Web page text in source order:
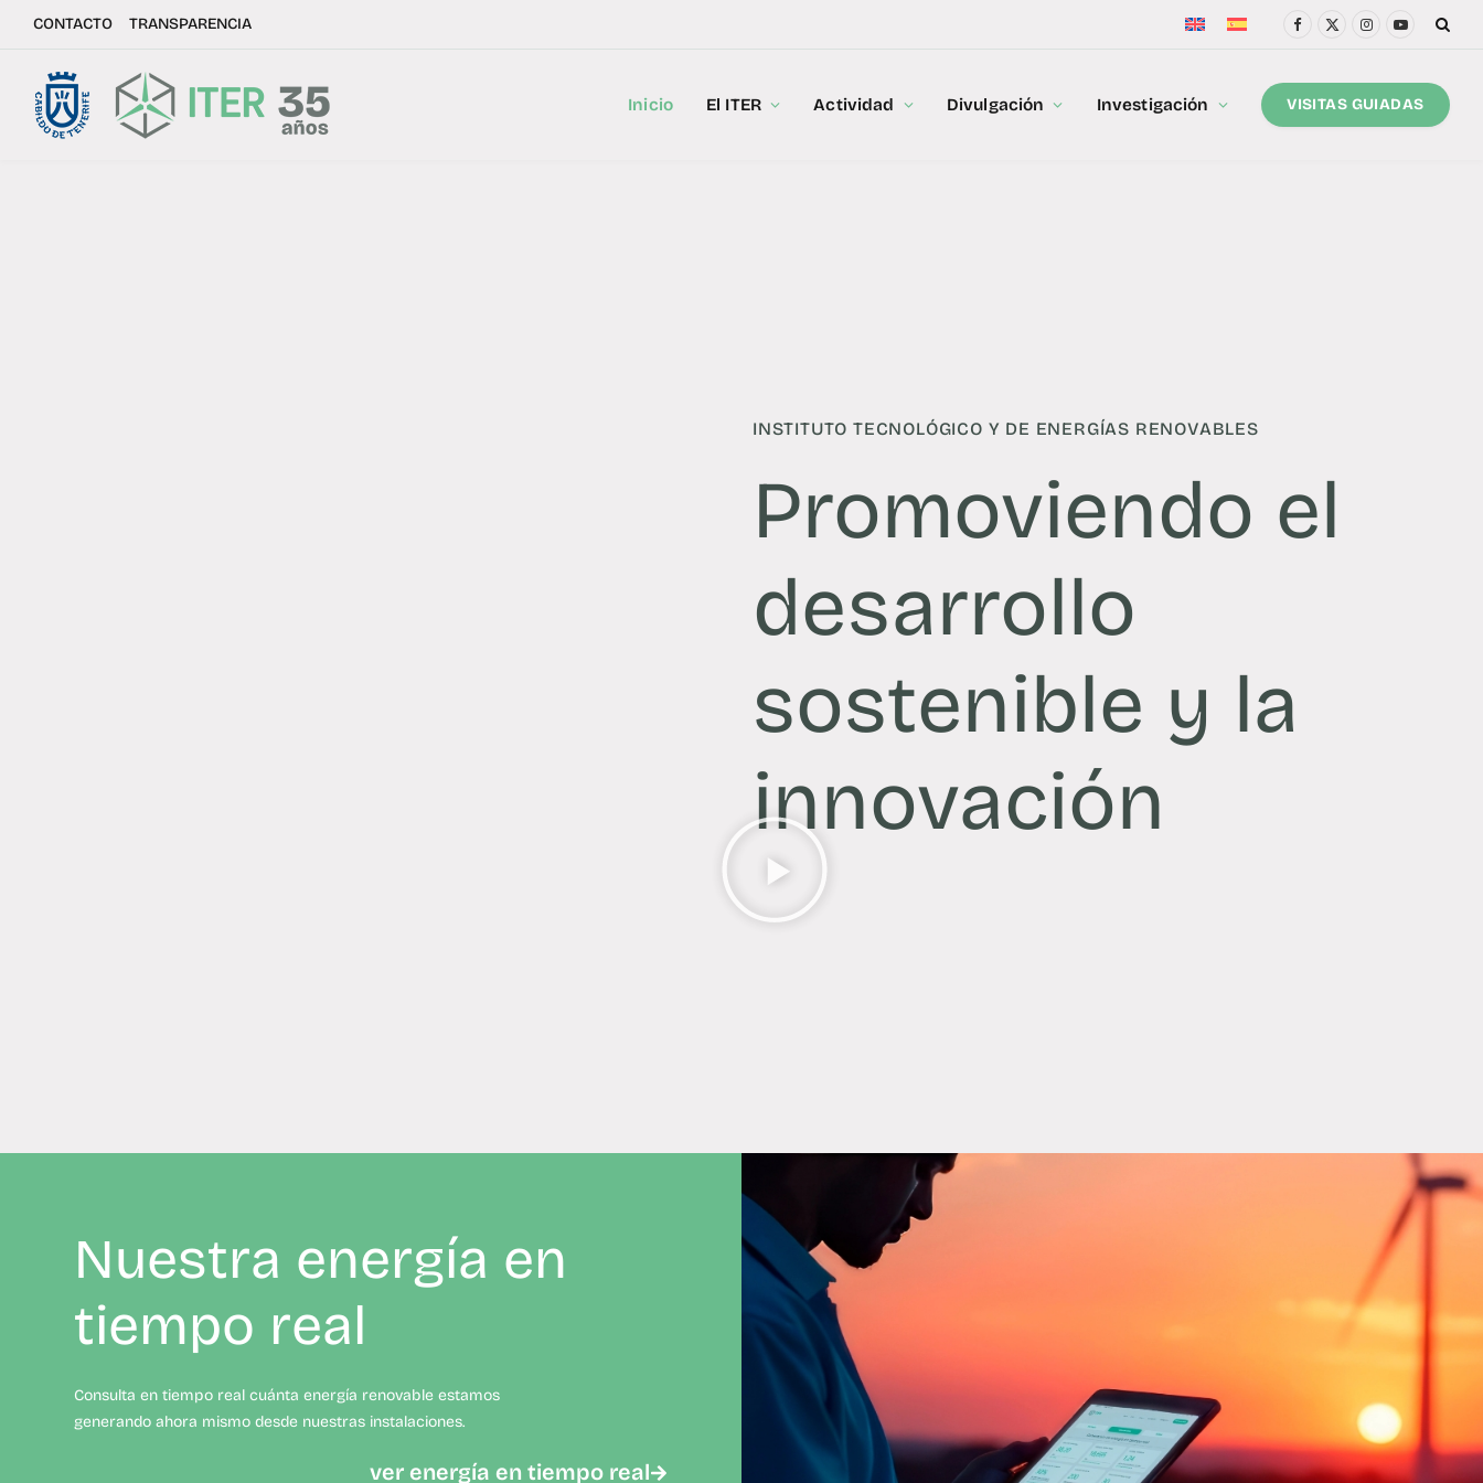
CONTACTO TRANSPARENCIA
Facebook
X
Instagram
YouTube
Inicio El ITER Actividad Divulgación Investigación VISITAS GUIADAS
INSTITUTO TECNOLÓGICO Y DE ENERGÍAS RENOVABLES
Promoviendo el
desarrollo
sostenible y la
innovación
Nuestra energía en
tiempo real
Consulta en tiempo real cuánta energía renovable estamos
generando ahora mismo desde nuestras instalaciones.
ver energía en tiempo real